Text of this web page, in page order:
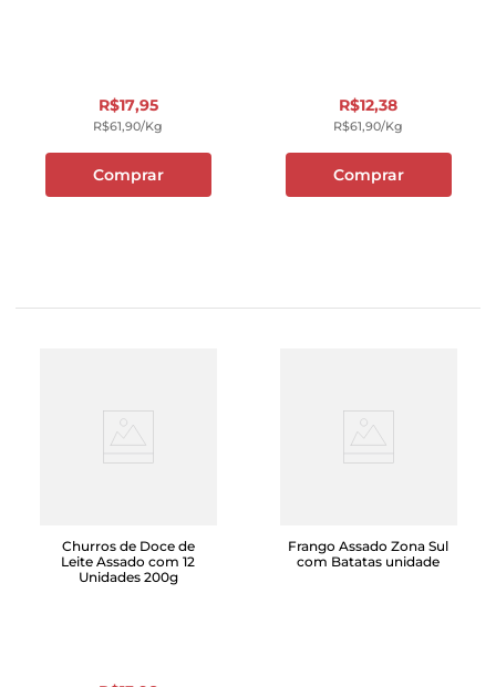
R$17,95
R$61,90/kg
Comprar
R$12,38
R$61,90/kg
Comprar
Churros de Doce de
Leite Assado com 12
Unidades 200g
Frango Assado Zona Sul
com Batatas unidade